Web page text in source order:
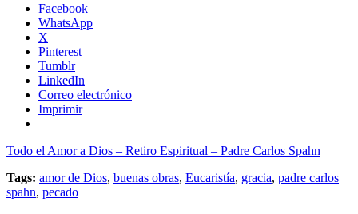
Facebook
WhatsApp
X
Pinterest
Tumblr
LinkedIn
Correo electrónico
Imprimir
Todo el Amor a Dios – Retiro Espiritual – Padre Carlos Spahn
Tags: amor de Dios, buenas obras, Eucaristía, gracia, padre carlos
spahn, pecado